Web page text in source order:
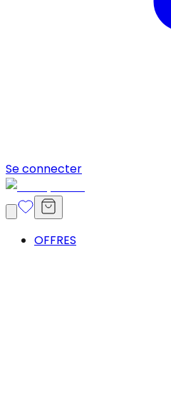
Se connecter
OFFRES